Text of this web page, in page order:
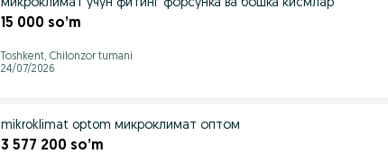
микроклимат учун фитинг форсунка ва бошка кисмлар
15 000 so’m
Toshkent, Chilonzor tumani
24/07/2026
mikroklimat optom микроклимат оптом
3 577 200 so’m